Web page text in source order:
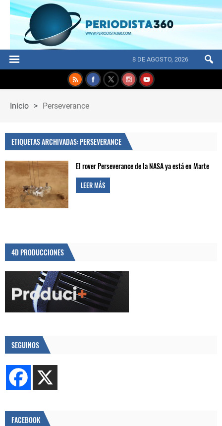
8 DE AGOSTO, 2026
Inicio > Perseverance
ETIQUETAS ARCHIVADAS: PERSEVERANCE
El rover Perseverance de la NASA ya está en Marte
LEER MÁS
4D PRODUCCIONES
SEGUINOS
FACEBOOK